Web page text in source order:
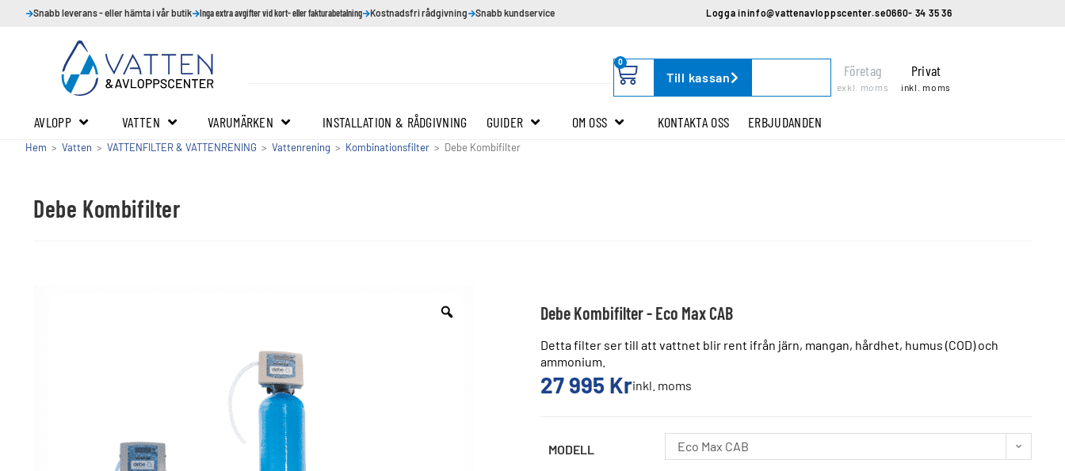
Snabb leverans - eller hämta i vår butik Inga extra avgifter vid kort- eller fakturabetalning Kostnadsfri rådgivning Snabb kundservice Logga ininfo@vattenavloppscenter.se0660- 34 35 36
0
Till kassan Företag
exkl. moms
Privat
inkl. moms
AVLOPP VATTEN VARUMÄRKEN INSTALLATION & RÅDGIVNING GUIDER OM OSS KONTAKTA OSS ERBJUDANDEN
Hem > Vatten > VATTENFILTER & VATTENRENING > Vattenrening > Kombinationsfilter > Debe Kombifilter
Debe Kombifilter
Debe Kombifilter - Eco Max CAB
Detta filter ser till att vattnet blir rent ifrån järn, mangan, hårdhet, humus (COD) och
ammonium.
27 995 Krinkl. moms
MODELL Eco Max CAB